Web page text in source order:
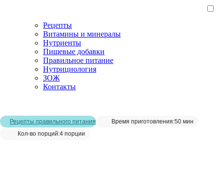
Рецепты
Витамины и минералы
Нутриенты
Пищевые добавки
Правильное питание
Нутрициология
ЗОЖ
Контакты
Рецепты правильного питания Время приготовления:50 мин
Кол-во порций:4 порции